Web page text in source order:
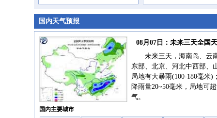
国内天气预报
08月07日：未来三天全国
未来三天，海南岛、云
东部、北京、河北中西部、
局地有大暴雨(100-180毫米
降雨量20~50毫米，局地可
气。
国内主要城市